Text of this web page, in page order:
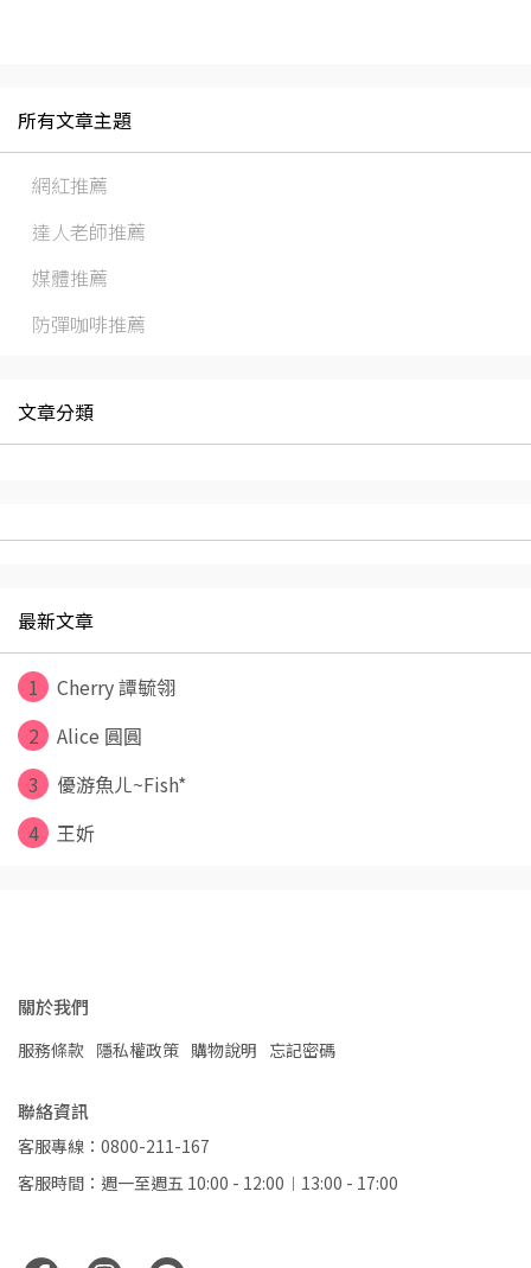
所有文章主題
網紅推薦
達人老師推薦
媒體推薦
防彈咖啡推薦
文章分類
最新文章
1
Cherry 譚毓翎
2
Alice 圓圓
3
優游魚ㄦ~Fish*
4
王妡
關於我們
服務條款 隱私權政策 購物說明 忘記密碼
聯絡資訊
客服專線：0800-211-167
客服時間：週一至週五 10:00 - 12:00︱13:00 - 17:00